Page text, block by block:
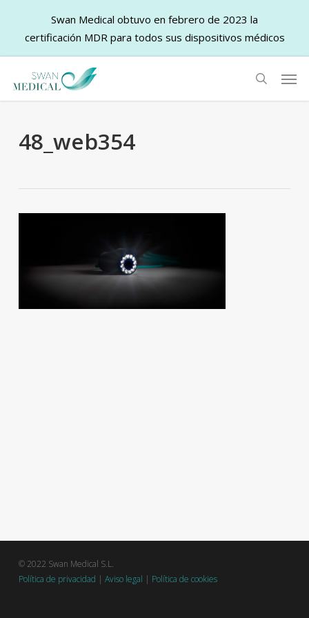
main
search
48_web354
© 2022 Swan Medical S.L.
Política de privacidad | Aviso legal | Política de cookies
Swan Medical obtuvo en febrero de 2023 la
certificación MDR para todos sus dispositivos médicos